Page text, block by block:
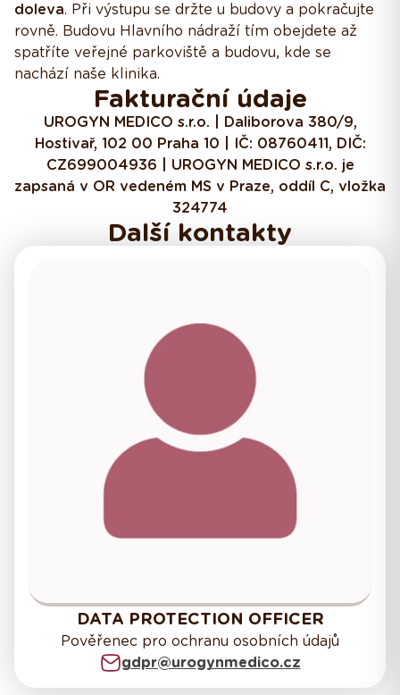
doleva. Při výstupu se držte u budovy a pokračujte
rovně. Budovu Hlavního nádraží tím obejdete až
spatříte veřejné parkoviště a budovu, kde se
nachází naše klinika.
Fakturační údaje
UROGYN MEDICO s.r.o. | Daliborova 380/9,
Hostivař, 102 00 Praha 10 | IČ: 08760411, DIČ:
CZ699004936 | UROGYN MEDICO s.r.o. je
zapsaná v OR vedeném MS v Praze, oddíl C, vložka
324774
Další kontakty
DATA PROTECTION OFFICER
Pověřenec pro ochranu osobních údajů
gdpr@urogynmedico.cz